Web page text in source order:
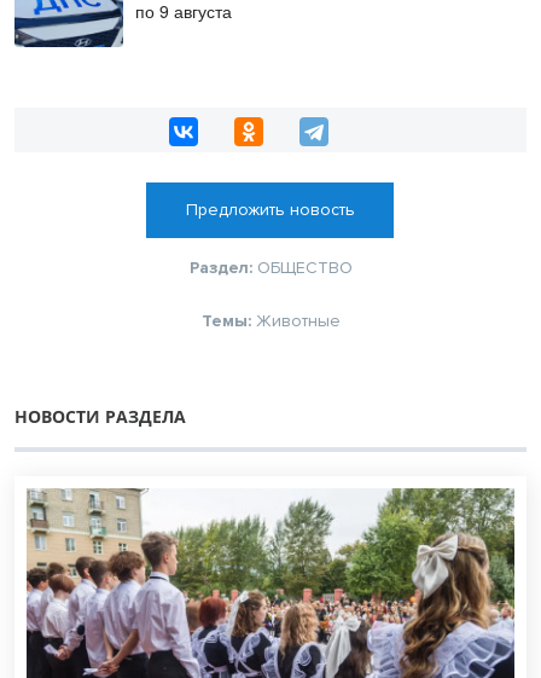
по 9 августа
Предложить новость
Раздел: ОБЩЕСТВО
Темы: Животные
НОВОСТИ РАЗДЕЛА